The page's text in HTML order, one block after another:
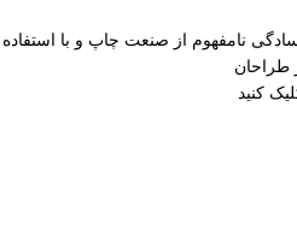
نامفهوم از صنعت چاپ و با استفاده
طراحان
کنید